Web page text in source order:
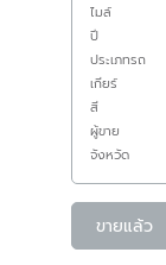
ไมล์
ปี
ประเภทรถ
เกียร์
สี
ผู้ขาย
จังหวัด
ขายแล้ว